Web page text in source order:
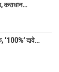
कराधान…
‘100%’ दावे…